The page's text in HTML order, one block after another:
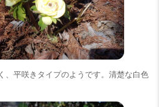
、平咲きタイプのようです。清楚な白色